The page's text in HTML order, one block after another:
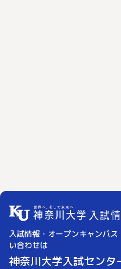
入試情報・オープンキャンパ
い合わせは
神奈川大学入試センタ